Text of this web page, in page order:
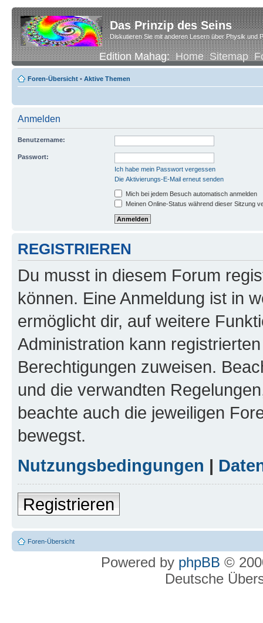
Das Prinzip des Seins
Diskutieren Sie mit anderen Lesern über Physik und
Edition Mahag:Home Sitemap
Foren-Übersicht • Aktive Themen
Anmelden
Benutzername:
Passwort:
Ich habe mein Passwort vergessen
Die Aktivierungs-E-Mail erneut senden
Mich bei jedem Besuch automatisch anmelden
Meinen Online-Status während dieser Sitzung
REGISTRIEREN
Du musst in diesem Forum
können. Eine Anmeldung ist in
ermöglicht dir, auf weitere
Administration kann
Berechtigungen zuweisen.
und die verwandten
beachte auch die jeweiligen
bewegst.
Nutzungsbedingungen |
Registrieren
Foren-Übersicht
Powered by phpBB ©
Deutsche